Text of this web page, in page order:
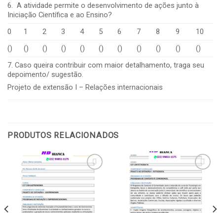
6. A atividade permite o desenvolvimento de ações junto à
Iniciação Científica e ao Ensino?
0
1 2 3 4 5 6 7 8 9
10
()
() () () () () () () () ()
()
7. Caso queira contribuir com maior detalhamento, traga seu
depoimento/ sugestão.
Projeto de extensão I – Relações internacionais
PRODUTOS RELACIONADOS
Add to
wishlist
Add to
wishlist